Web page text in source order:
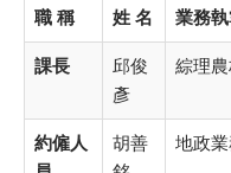
職 稱 姓 名 業務
課長
邱俊
彥
綜理
約僱人
胡善
地政